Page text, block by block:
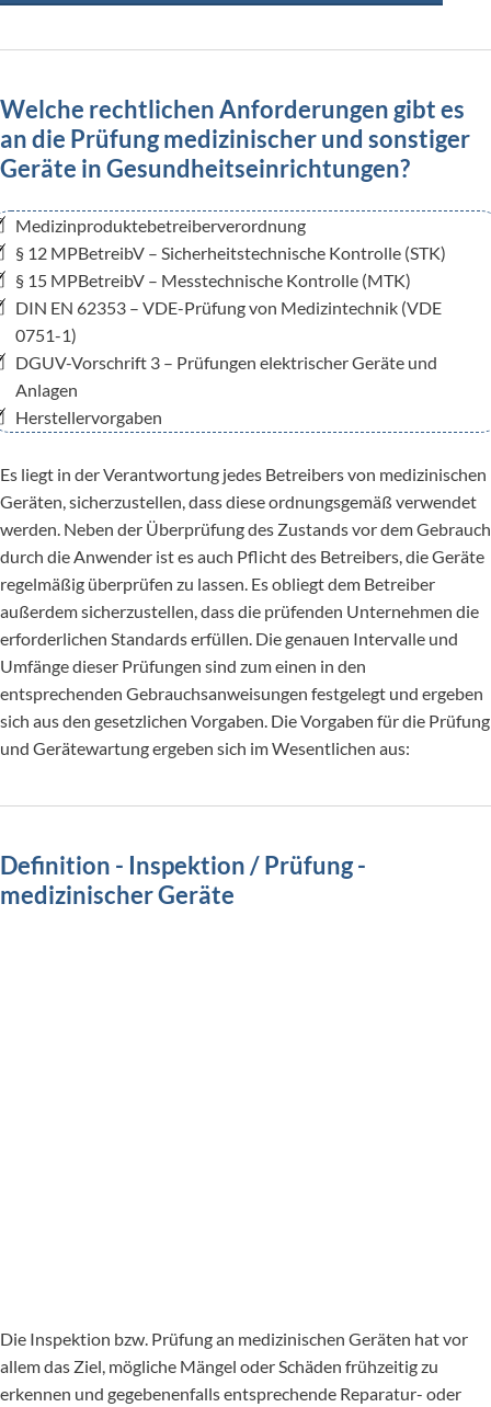
Welche rechtlichen Anforderungen gibt es
an die Prüfung medizinischer und sonstiger
Geräte in Gesundheitseinrichtungen?
Es liegt in der Verantwortung jedes Betreibers von medizinischen
Geräten, sicherzustellen, dass diese ordnungsgemäß verwendet
werden. Neben der Überprüfung des Zustands vor dem Gebrauch
durch die Anwender ist es auch Pflicht des Betreibers, die Geräte
regelmäßig überprüfen zu lassen. Es obliegt dem Betreiber
außerdem sicherzustellen, dass die prüfenden Unternehmen die
erforderlichen Standards erfüllen. Die genauen Intervalle und
Umfänge dieser Prüfungen sind zum einen in den
entsprechenden Gebrauchsanweisungen festgelegt und ergeben
sich aus den gesetzlichen Vorgaben. Die Vorgaben für die Prüfung
und Gerätewartung ergeben sich im Wesentlichen aus:
Medizinproduktebetreiberverordnung
§ 12 MPBetreibV – Sicherheitstechnische Kontrolle (STK)
§ 15 MPBetreibV – Messtechnische Kontrolle (MTK)
DIN EN 62353 – VDE-Prüfung von Medizintechnik (VDE
0751-1)
DGUV-Vorschrift 3 – Prüfungen elektrischer Geräte und
Anlagen
Herstellervorgaben
Definition - Inspektion / Prüfung -
medizinischer Geräte
Die Inspektion bzw. Prüfung an medizinischen Geräten hat vor
allem das Ziel, mögliche Mängel oder Schäden frühzeitig zu
erkennen und gegebenenfalls entsprechende Reparatur- oder